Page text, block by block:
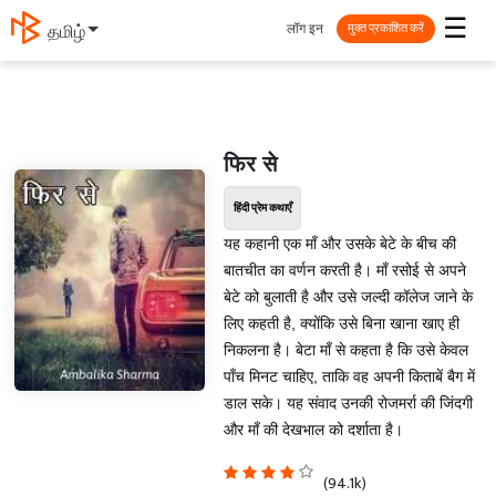
தமிழ் ☰
लॉग इन मुक्त प्रकाशित करें
फिर से
हिंदी प्रेम कथाएँ
यह कहानी एक माँ और उसके बेटे के बीच की
बातचीत का वर्णन करती है। माँ रसोई से अपने
बेटे को बुलाती है और उसे जल्दी कॉलेज जाने के
लिए कहती है, क्योंकि उसे बिना खाना खाए ही
निकलना है। बेटा माँ से कहता है कि उसे केवल
पाँच मिनट चाहिए, ताकि वह अपनी किताबें बैग में
डाल सके। यह संवाद उनकी रोजमर्रा की जिंदगी
और माँ की देखभाल को दर्शाता है।
(94.1k)